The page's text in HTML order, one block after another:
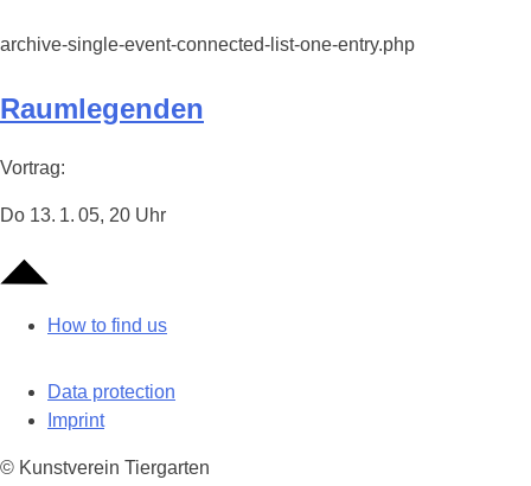
archive-single-event-connected-list-one-entry.php
Raumlegenden
Vortrag:
Do 13. 1. 05, 20 Uhr
How to find us
Data protection
Imprint
© Kunstverein Tiergarten